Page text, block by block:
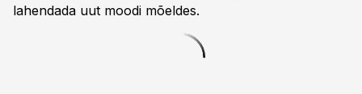
lahendada uut moodi mõeldes.